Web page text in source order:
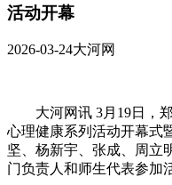
活动开幕
2026-03-24大河网
大河网讯 3月19日，
心理健康系列活动开幕式
坚、杨新宇、张成、周立
门负责人和师生代表参加